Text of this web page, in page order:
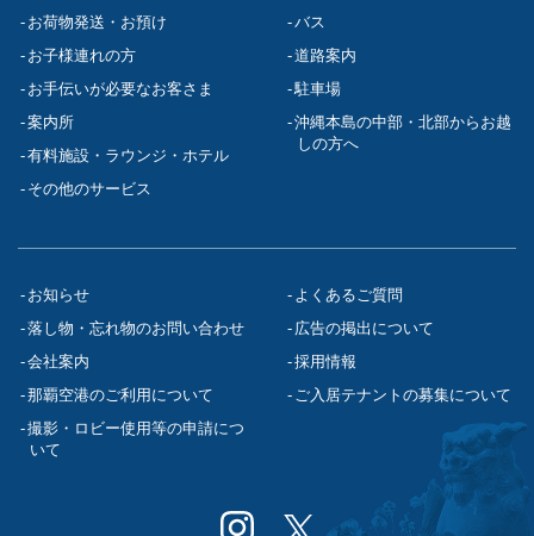
お知らせ
よくあるご質問
落し物・忘れ物のお問い合わせ
広告の掲出について
会社案内
採用情報
那覇空港のご利用について
ご入居テナントの募集について
撮影・ロビー使用等の申請につ
いて
お荷物発送・お預け
お子様連れの方
お手伝いが必要なお客さま
案内所
有料施設・ラウンジ・ホテル
その他のサービス
バス
道路案内
駐車場
沖縄本島の中部・北部からお越
しの方へ